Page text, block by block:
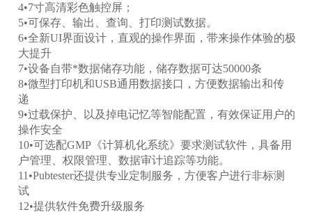
4•7寸高清彩色触控屏；
5•可保存、输出、查询、打印测试数据。
6•全新UI界面设计，直观的操作界面，带来操作体验的极
大提升
7•设备自带*数据储存功能，储存数据可达50000条
8•微型打印机和USB通用数据接口，方便数据输出和传
递
9•过载保护、以及掉电记忆等智能配置，有效保证用户的
操作安全
10•可选配GMP《计算机化系统》要求测试软件，具备用
户管理、权限管理、数据审计追踪等功能。
11•Pubtester还提供专业定制服务，方便客户进行非标测
试
12•提供软件免费升级服务